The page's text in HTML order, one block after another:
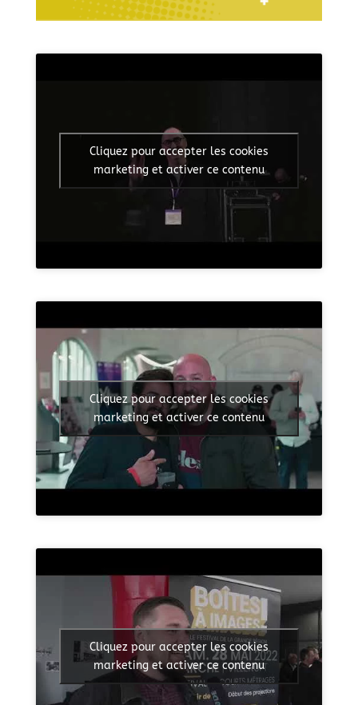
Cliquez pour accepter les cookies
marketing et activer ce contenu
Cliquez pour accepter les cookies
marketing et activer ce contenu
Cliquez pour accepter les cookies
marketing et activer ce contenu